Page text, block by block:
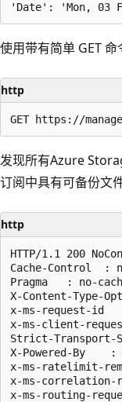
使用带有简单 GET
http
发现所有Azure
订阅中具有可备份文
http
HTTP/1.1 200
Cache-Control  :
Pragma   : no-
X-Content-Type-
x-ms-request-id
x-ms-client-
Strict-Transport-
X-Powered-By    :
x-ms-ratelimit-
x-ms-correlation-
x-ms-routing-